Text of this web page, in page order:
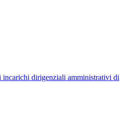
incarichi dirigenziali amministrativi di